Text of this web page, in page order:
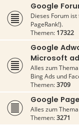
Google
Dieses Forum
PageRank!).
Themen: 17322
Google
Microsoft
Alles zum
Bing Ads und
Themen:3709
Google
Alles zum
Themen:3271